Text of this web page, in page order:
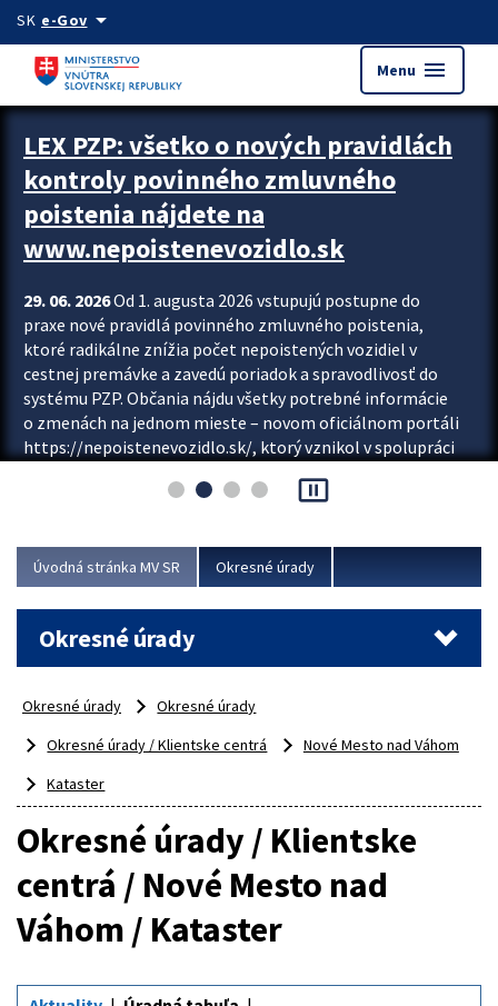
Preskocit na hlavný obsah
SK e-Govarrow_drop_down
Menu menu
Zastavit automatický posun upútavok
LEX PZP: všetko o nových pravidlách
kontroly povinného zmluvného
poistenia nájdete na
www.nepoistenevozidlo.sk
29. 06. 2026Od 1. augusta 2026 vstupujú postupne do
praxe nové pravidlá povinného zmluvného poistenia,
ktoré radikálne znížia počet nepoistených vozidiel v
cestnej premávke a zavedú poriadok a spravodlivosť do
systému PZP. Občania nájdu všetky potrebné informácie
o zmenách na jednom mieste – novom oficiálnom portáli
https://nepoistenevozidlo.sk/, ktorý vznikol v spolupráci
asociácie poisťovní (SLASPO) a Ministerstva vnútra SR.
Viac
pause_presentation
Úvodná stránka MV SR Okresné úrady
Okresné úrady
Okresné úrady
Okresné úrady
Okresné úrady / Klientske centrá
Nové Mesto nad Váhom
Kataster
Okresné úrady / Klientske
centrá / Nové Mesto nad
Váhom / Kataster